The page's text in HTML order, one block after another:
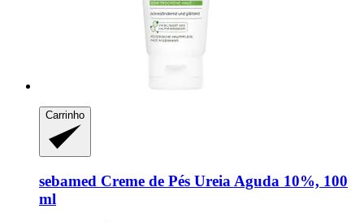
Carrinho
sebamed Creme de Pés Ureia Aguda 10%, 100
ml